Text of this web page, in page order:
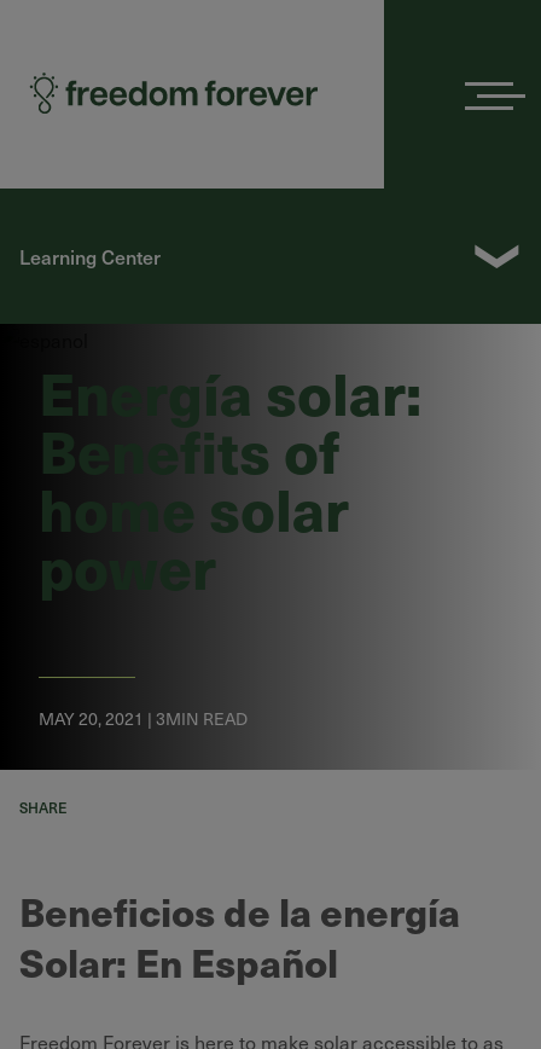
Learning Center ❯
Energía solar:
Benefits of
home solar
power
MAY 20, 2021 | 3MIN READ
SHARE
Beneficios de la energía
Solar: En Español
Freedom Forever is here to make solar accessible to as